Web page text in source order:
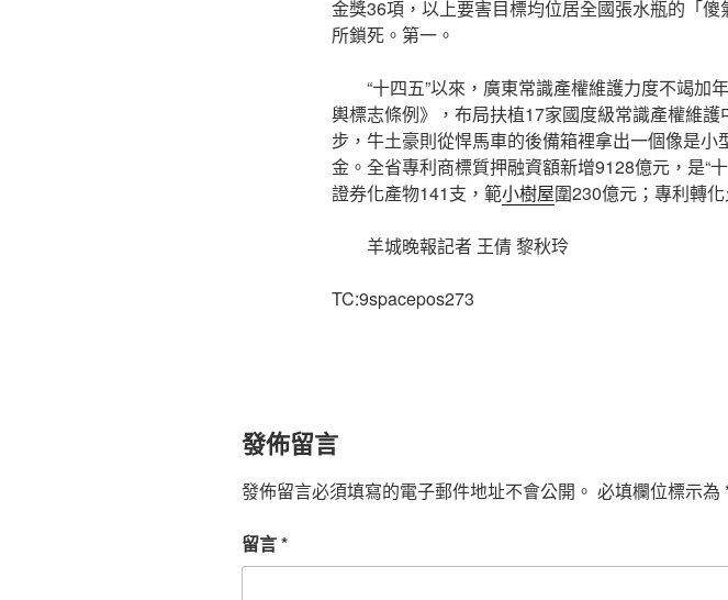
金獎36項，以上要害目標均位居全國張水瓶的「
所鎖死。第一。
“十四五”以來，廣東常識產權維護力度不竭
輿標志條例》，布局扶植17家國度級常識產權維
步，牛土豪則從悍馬車的後備箱裡拿出一個像是小
金。全省專利商標質押融資額新增9128億元，是“
證券化產物141支，範小樹屋圍230億元；專利轉
羊城晚報記者 王倩 黎秋玲
TC:9spacepos273
發佈留言
發佈留言必須填寫的電子郵件地址不會公開。 必填欄位標示為
留言*